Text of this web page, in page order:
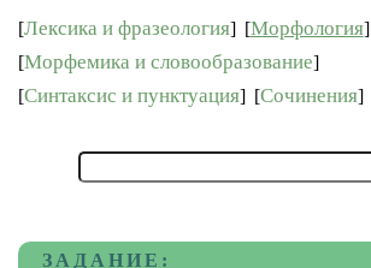
[Лексика и фразеология] [Морфология]
[Морфемика и словообразование]
[Синтаксис и пунктуация] [Сочинения]
ЗАДАНИЕ: